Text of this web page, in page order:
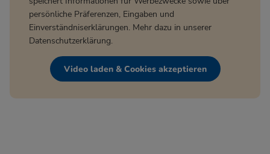
persönliche Präferenzen, Eingaben und
Einverständniserklärungen. Mehr dazu in unserer
Datenschutzerklärung.
Video laden & Cookies akzeptieren